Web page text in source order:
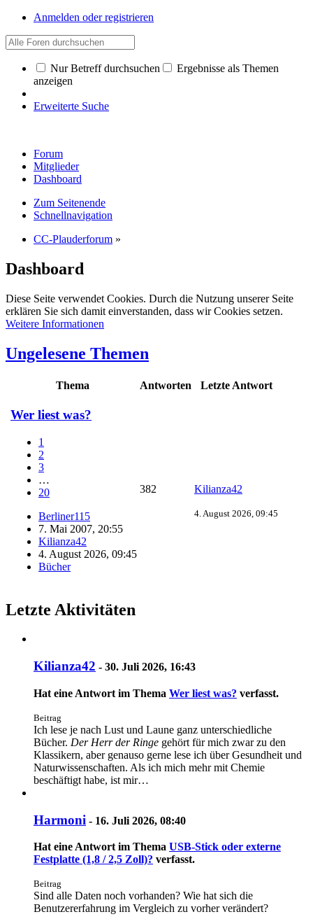
Anmelden oder registrieren
Nur Betreff durchsuchen
Ergebnisse als Themen
anzeigen
Erweiterte Suche
Forum
Mitglieder
Dashboard
Zum Seitenende
Schnellnavigation
CC-Plauderforum »
Dashboard
Diese Seite verwendet Cookies. Durch die Nutzung unserer Seite
erklären Sie sich damit einverstanden, dass wir Cookies setzen.
Weitere Informationen
Ungelesene Themen
Thema Antworten Letzte Antwort
Wer liest was?
1
2
3
…
20
Berliner115
7. Mai 2007, 20:55
Kilianza42
4. August 2026, 09:45
Bücher
382 Kilianza42
4. August 2026, 09:45
Letzte Aktivitäten
Kilianza42 - 30. Juli 2026, 16:43
Hat eine Antwort im Thema Wer liest was? verfasst.
Beitrag
Ich lese je nach Lust und Laune ganz unterschiedliche
Bücher. Der Herr der Ringe gehört für mich zwar zu den
Klassikern, aber genauso gerne lese ich über Gesundheit und
Naturwissenschaften. Als ich mich mehr mit Chemie
beschäftigt habe, ist mir…
Harmoni - 16. Juli 2026, 08:40
Hat eine Antwort im Thema USB-Stick oder externe
Festplatte (1,8 / 2,5 Zoll)? verfasst.
Beitrag
Sind alle Daten noch vorhanden? Wie hat sich die
Benutzererfahrung im Vergleich zu vorher verändert?